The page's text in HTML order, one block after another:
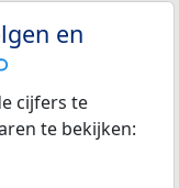
en
cijfers te
te bekijken: